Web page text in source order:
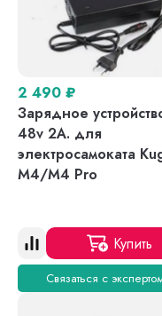
2 490 ₽
Зарядное
48v 2A. для
электросамоката
M4/M4 Pro
Купить
Связаться с